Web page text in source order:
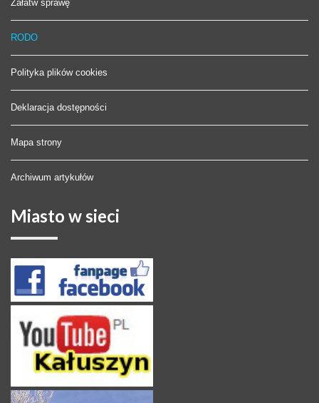
Załatw sprawę
RODO
Polityka plików cookies
Deklaracja dostępności
Mapa strony
Archiwum artykułów
Miasto w sieci